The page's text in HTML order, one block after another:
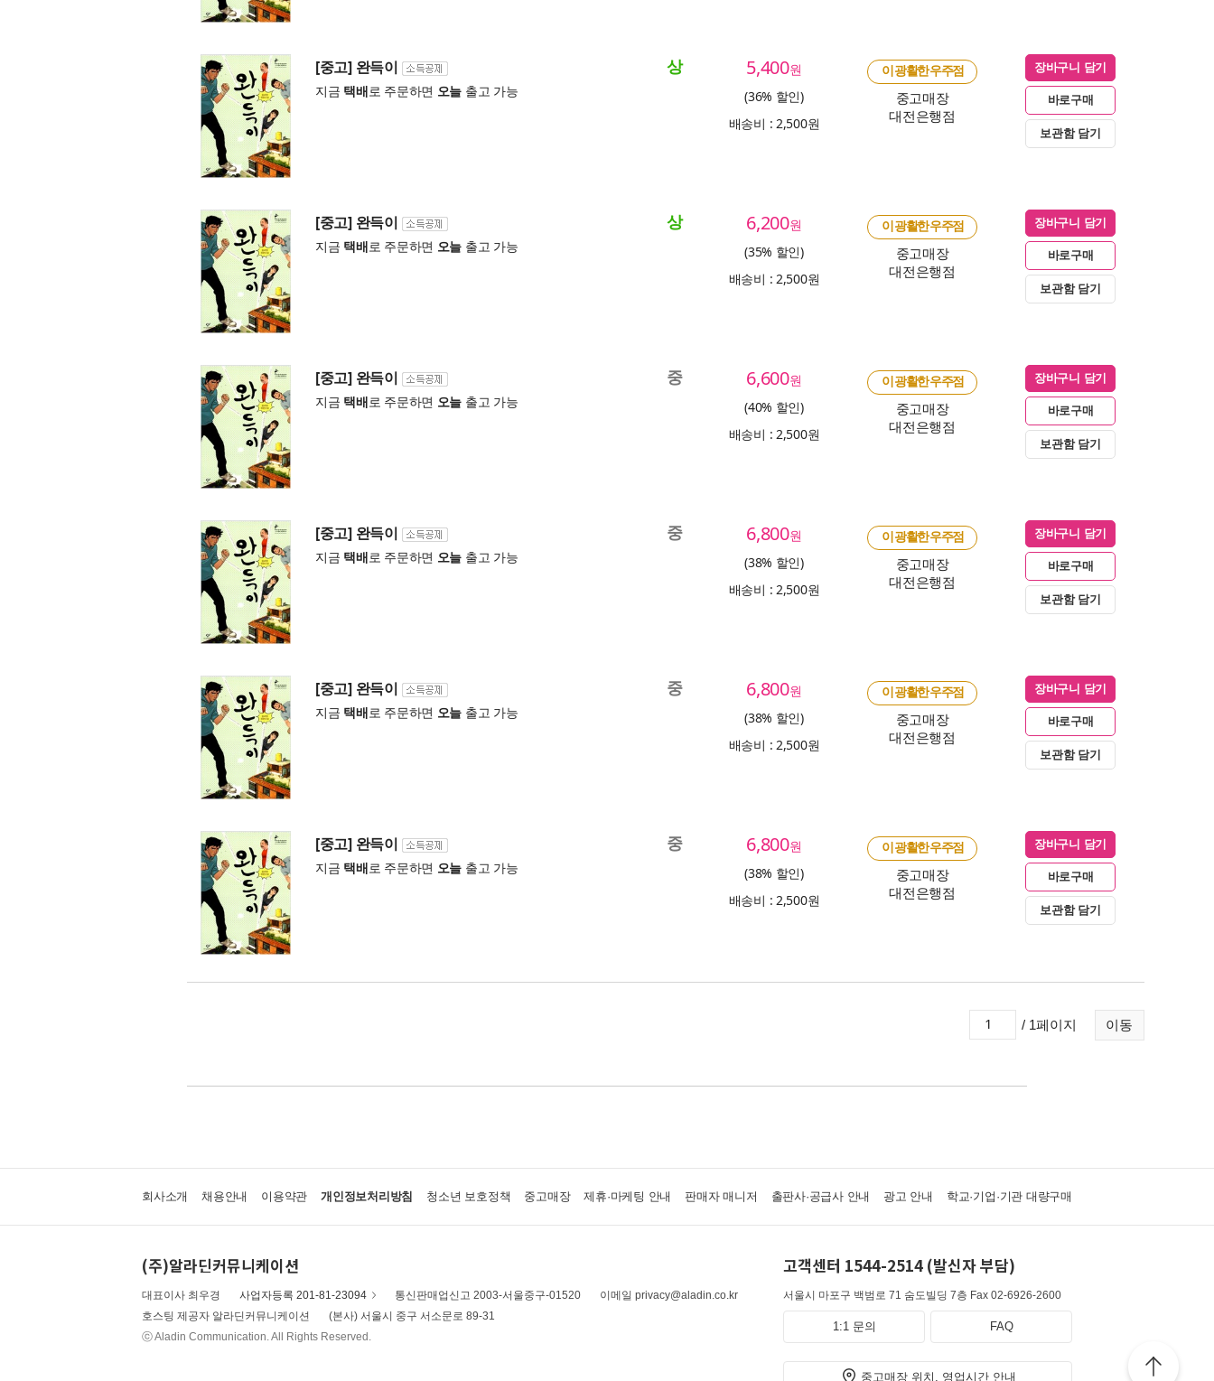
[중고] 완득이
지금 택배로 주문하면 오늘 출고 가능
상 5,400원
(36% 할인)
배송비 : 2,500원
이 광활한 우주점
중고매장
대전은행점
장바구니 담기
바로구매
보관함 담기
[중고] 완득이
지금 택배로 주문하면 오늘 출고 가능
상 6,200원
(35% 할인)
배송비 : 2,500원
이 광활한 우주점
중고매장
대전은행점
장바구니 담기
바로구매
보관함 담기
[중고] 완득이
지금 택배로 주문하면 오늘 출고 가능
중 6,600원
(40% 할인)
배송비 : 2,500원
이 광활한 우주점
중고매장
대전은행점
장바구니 담기
바로구매
보관함 담기
[중고] 완득이
지금 택배로 주문하면 오늘 출고 가능
중 6,800원
(38% 할인)
배송비 : 2,500원
이 광활한 우주점
중고매장
대전은행점
장바구니 담기
바로구매
보관함 담기
[중고] 완득이
지금 택배로 주문하면 오늘 출고 가능
중 6,800원
(38% 할인)
배송비 : 2,500원
이 광활한 우주점
중고매장
대전은행점
장바구니 담기
바로구매
보관함 담기
[중고] 완득이
지금 택배로 주문하면 오늘 출고 가능
중 6,800원
(38% 할인)
배송비 : 2,500원
이 광활한 우주점
중고매장
대전은행점
장바구니 담기
바로구매
보관함 담기
이동
/ 1페이지
회사소개 채용안내 이용약관 개인정보처리방침 청소년 보호정책 중고매장 제휴·마케팅 안내 판매자 매니저 출판사·공급사 안내 광고 안내 학교·기업·기관 대량구매
(주)알라딘커뮤니케이션
대표이사 최우경 사업자등록 201-81-23094 통신판매업신고 2003-서울중구-01520
이메일 privacy@aladin.co.kr
호스팅 제공자 알라딘커뮤니케이션
(본사) 서울시 중구 서소문로 89-31
ⓒ Aladin Communication. All Rights Reserved.
고객센터 1544-2514 (발신자 부담)
서울시 마포구 백범로 71 숨도빌딩 7층 Fax 02-6926-2600
1:1 문의 FAQ
중고매장 위치, 영업시간 안내